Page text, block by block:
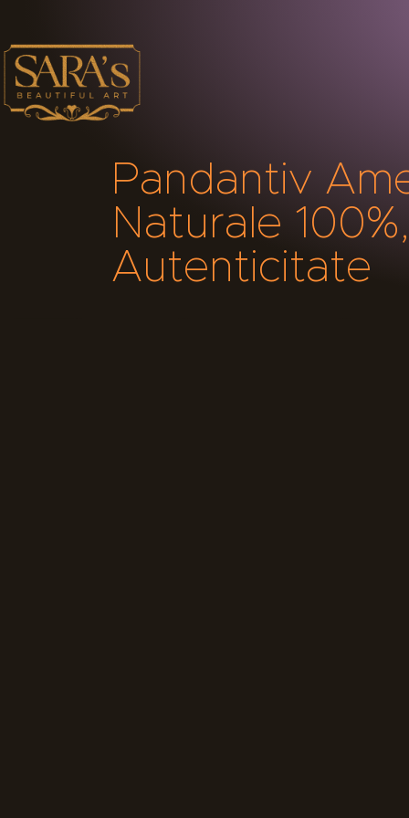
Pandantiv
Naturale
Autenticitate